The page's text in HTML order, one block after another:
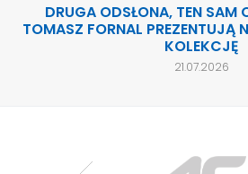
DRUGA ODSŁONA, TEN SAM
TOMASZ FORNAL PREZENTUJĄ
KOLEKCJĘ
21.07.2026